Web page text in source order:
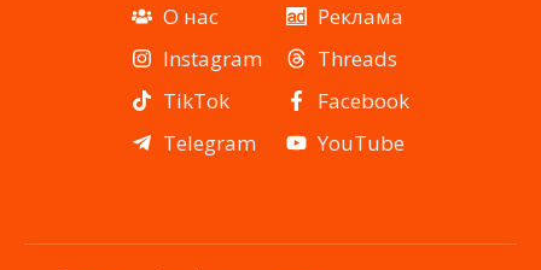
О нас
Instagram
TikTok
Telegram
Реклама
Threads
Facebook
YouTube